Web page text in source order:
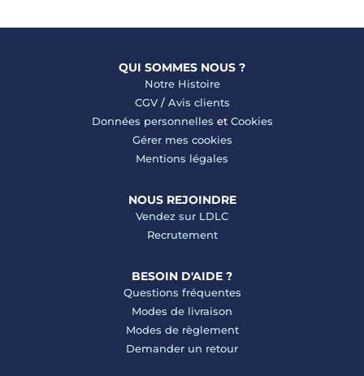
QUI SOMMES NOUS ?
Notre Histoire
CGV/ Avis clients
Données personnelles et Cookies
Gérer mes cookies
Mentions légales
NOUS REJOINDRE
Vendez sur LDLC
Recrutement
BESOIN D'AIDE ?
Questions fréquentes
Modes de livraison
Modes de règlement
Demander un retour